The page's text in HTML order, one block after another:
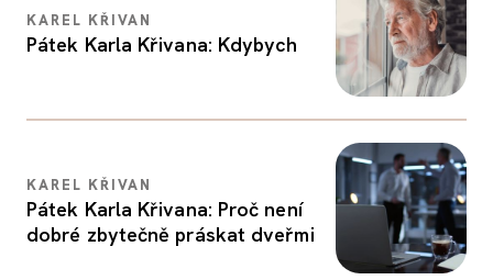
KAREL KŘIVAN
Pátek Karla Křivana: Kdybych
KAREL KŘIVAN
Pátek Karla Křivana: Proč není
dobré zbytečně práskat dveřmi